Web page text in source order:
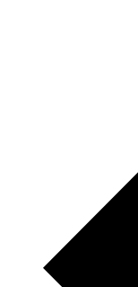
12
Bestel gerust
Tot en met 11
Ik